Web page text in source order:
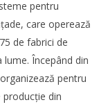
pentru
care operează
de fabrici de
Începând din
pentru
din